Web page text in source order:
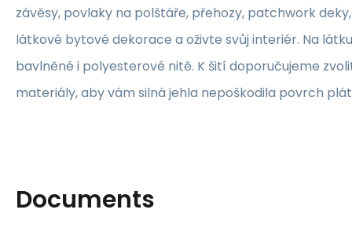
závěsy, povlaky na polštáře, přehozy, patchwork
látkové bytové dekorace a oživte svůj interiér. Na
bavlněné i polyesterové nitě. K šití doporučujeme
materiály, aby vám silná jehla nepoškodila povrch
Documents